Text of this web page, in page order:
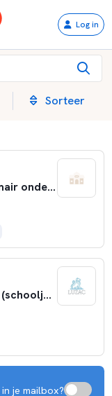
Log in
Sorteer
Vacature: Leesmediaconsulent primair onderwijs
Docent Biologie 1e graad – Utrecht (schooljaar 2026-2027)
in je mailbox?